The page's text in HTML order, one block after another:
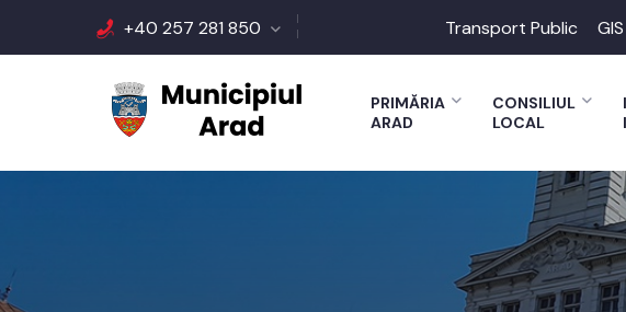
+40 257 281 850 Transport Public
PRIMĂRIA
ARAD
CONSILIUL
LOCAL